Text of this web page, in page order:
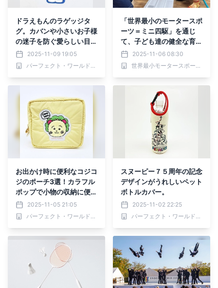
ドラえもんのラゲッジタ
グ。カバンや小さいお子様
の迷子を防ぐ愛らしい目印
に。2025-11-09 19:05
パーフェクト・ワールド株式会社
「世界最小のモータースポ
ーツ＝ミニ四駆」を通じ
て、子ども達の健全な育成
を目指す「ミニ四駆の学
校」がスタート。
2025-11-06 08:30
世界最小モータースポーツ委員会
お出かけ時に便利なコジコ
ジのポーチ3選！カラフル
ポップで小物の収納に便利
なメッシュポーチ、サガラ
刺繡ポーチなど。
2025-11-05 21:05
パーフェクト・ワールド株式会社
スヌーピー７５周年の記念
デザインがうれしいペット
ボトルカバー。
2025-11-02 22:25
パーフェクト・ワールド株式会社